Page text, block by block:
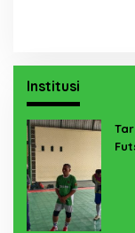
Institusi